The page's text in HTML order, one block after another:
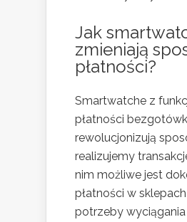
Jak
zmieniają
płatności?
Smartwatche z
płatności
rewolucjonizują
realizujemy
nim możliwe jest
płatności w
potrzeby